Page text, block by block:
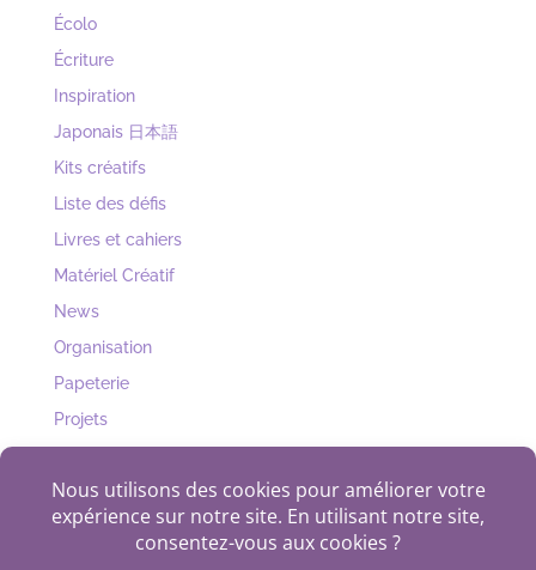
Écolo
Écriture
Inspiration
Japonais 日本語
Kits créatifs
Liste des défis
Livres et cahiers
Matériel Créatif
News
Organisation
Papeterie
Projets
Uncategorized